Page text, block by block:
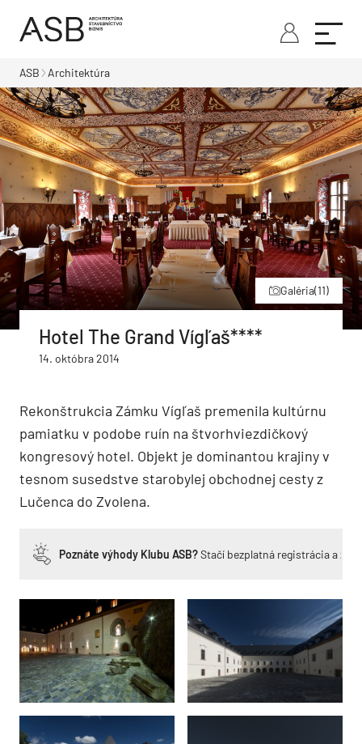
ASB Architektúra
Galéria(11)
Hotel The Grand Vígľaš****
14. októbra 2014
Rekonštrukcia Zámku Vígľaš premenila kultúrnu
pamiatku v podobe ruín na štvorhviezdičkový
kongresový hotel. Objekt je dominantou krajiny v
tesnom susedstve starobylej obchodnej cesty z
Lučenca do Zvolena.
Poznáte výhody Klubu ASB?Stačí bezplatná registrácia a